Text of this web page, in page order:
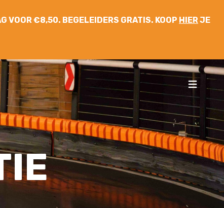
VOOR €8,50. BEGELEIDERS GRATIS. KOOP HIERJE